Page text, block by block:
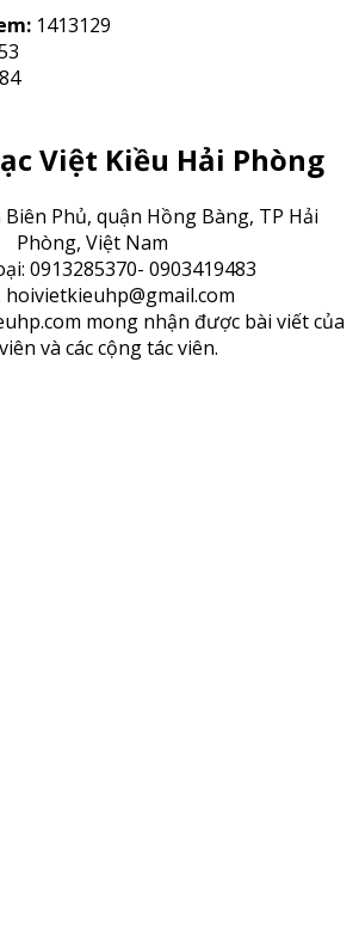
1413129
Việt Kiều Hải Phòng
Phủ, quận Hồng Bàng, TP Hải
Phòng, Việt Nam
0913285370- 0903419483
hoivietkieuhp@gmail.com
mong nhận được bài viết của
và các cộng tác viên.